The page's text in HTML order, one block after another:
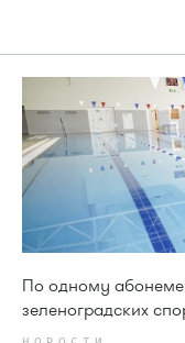
По одному
зеленоградских